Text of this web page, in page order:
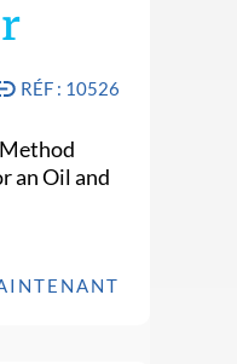
RÉF : 10526
an Oil and